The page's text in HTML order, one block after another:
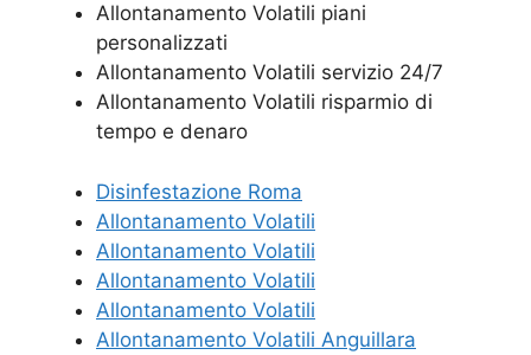
Allontanamento Volatili piani
personalizzati
Allontanamento Volatili servizio 24/7
Allontanamento Volatili risparmio di
tempo e denaro
Disinfestazione Roma
Allontanamento Volatili
Allontanamento Volatili
Allontanamento Volatili
Allontanamento Volatili
Allontanamento Volatili Anguillara